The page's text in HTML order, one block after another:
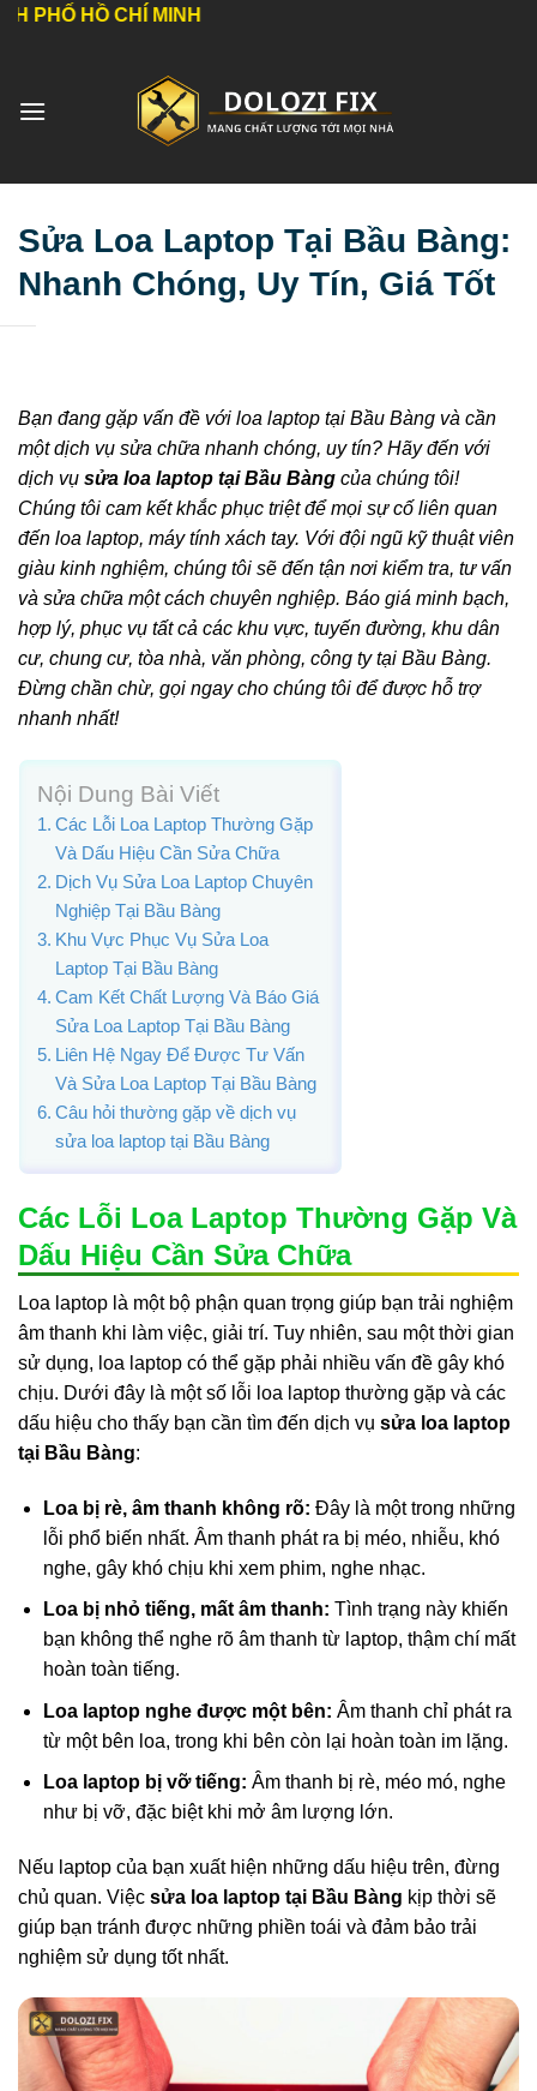
Bỏ
dung
MINH
Sửa Loa Laptop Tại Bầu Bàng:
Nhanh Chóng, Uy Tín, Giá Tốt
Bạn đang gặp vấn đề với loa laptop tại Bầu Bàng và cần
một dịch vụ sửa chữa nhanh chóng, uy tín? Hãy đến với
dịch vụ sửa loa laptop tại Bầu Bàng của chúng tôi!
Chúng tôi cam kết khắc phục triệt để mọi sự cố liên quan
đến loa laptop, máy tính xách tay. Với đội ngũ kỹ thuật viên
giàu kinh nghiệm, chúng tôi sẽ đến tận nơi kiểm tra, tư vấn
và sửa chữa một cách chuyên nghiệp. Báo giá minh bạch,
hợp lý, phục vụ tất cả các khu vực, tuyến đường, khu dân
cư, chung cư, tòa nhà, văn phòng, công ty tại Bầu Bàng.
Đừng chần chừ, gọi ngay cho chúng tôi để được hỗ trợ
nhanh nhất!
Nội Dung Bài Viết
Các Lỗi Loa Laptop Thường Gặp
Và Dấu Hiệu Cần Sửa Chữa
Dịch Vụ Sửa Loa Laptop Chuyên
Nghiệp Tại Bầu Bàng
Khu Vực Phục Vụ Sửa Loa
Laptop Tại Bầu Bàng
Cam Kết Chất Lượng Và Báo Giá
Sửa Loa Laptop Tại Bầu Bàng
Liên Hệ Ngay Để Được Tư Vấn
Và Sửa Loa Laptop Tại Bầu Bàng
Câu hỏi thường gặp về dịch vụ
sửa loa laptop tại Bầu Bàng
Các Lỗi Loa Laptop Thường Gặp Và
Dấu Hiệu Cần Sửa Chữa
Loa laptop là một bộ phận quan trọng giúp bạn trải nghiệm
âm thanh khi làm việc, giải trí. Tuy nhiên, sau một thời gian
sử dụng, loa laptop có thể gặp phải nhiều vấn đề gây khó
chịu. Dưới đây là một số lỗi loa laptop thường gặp và các
dấu hiệu cho thấy bạn cần tìm đến dịch vụ sửa loa laptop
tại Bầu Bàng:
Loa bị rè, âm thanh không rõ: Đây là một trong những
lỗi phổ biến nhất. Âm thanh phát ra bị méo, nhiễu, khó
nghe, gây khó chịu khi xem phim, nghe nhạc.
Loa bị nhỏ tiếng, mất âm thanh: Tình trạng này khiến
bạn không thể nghe rõ âm thanh từ laptop, thậm chí mất
hoàn toàn tiếng.
Loa laptop nghe được một bên: Âm thanh chỉ phát ra
từ một bên loa, trong khi bên còn lại hoàn toàn im lặng.
Loa laptop bị vỡ tiếng: Âm thanh bị rè, méo mó, nghe
như bị vỡ, đặc biệt khi mở âm lượng lớn.
Nếu laptop của bạn xuất hiện những dấu hiệu trên, đừng
chủ quan. Việc sửa loa laptop tại Bầu Bàng kịp thời sẽ
giúp bạn tránh được những phiền toái và đảm bảo trải
nghiệm sử dụng tốt nhất.